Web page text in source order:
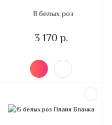
11 белых роз
3 170 р.